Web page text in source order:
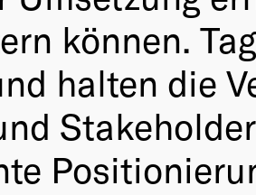
können.
halten die